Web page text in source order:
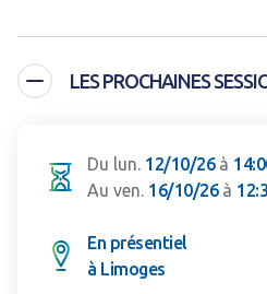
LES PROCHAINES
Du lun. 12/10/26à
Au ven. 16/10/26à
En présentiel
à Limoges